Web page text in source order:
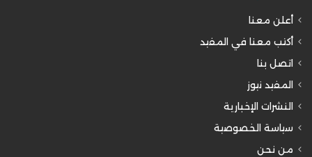
أعلن معنا
أكتب معنا في المفيد
اتصل بنا
المفيد نيوز
النشرات الإخبارية
سياسة الخصوصية
من نحن